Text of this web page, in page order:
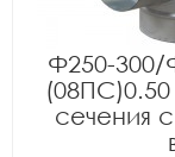
Ф250-300/
(08ПС)0.50
сечения